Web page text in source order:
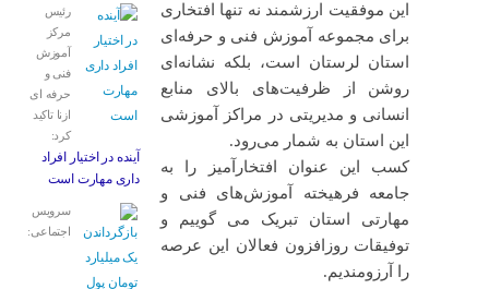
این موفقیت ارزشمند نه تنها افتخاری
برای مجموعه آموزش فنی و حرفه‌ای
استان لرستان است، بلکه نشانه‌ای
روشن از ظرفیت‌های بالای منابع
انسانی و مدیریتی در مراکز آموزشی
این استان به شمار می‌رود.
کسب این عنوان افتخارآمیز را به
جامعه فرهیخته آموزش‌های فنی و
مهارتی استان تبریک می گوییم و
توفیقات روزافزون فعالان این عرصه
را آرزومندیم.
رئیس
مرکز
آموزش
فنی و
حرفه ای
ازنا تاکید
کرد:
آینده در اختیار افراد
داری مهارت است
سرویس
اجتماعی: